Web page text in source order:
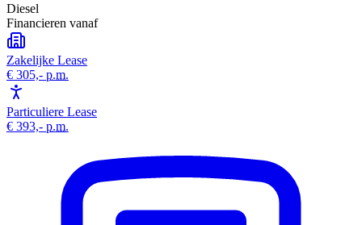
Diesel
Financieren vanaf
Zakelijke Lease
€ 305,- p.m.
Particuliere Lease
€ 393,- p.m.